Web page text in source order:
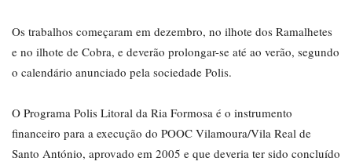
Os trabalhos começaram em dezembro, no ilhote dos Ramalhetes
e no ilhote de Cobra, e deverão prolongar-se até ao verão, segundo
o calendário anunciado pela sociedade Polis.
O Programa Polis Litoral da Ria Formosa é o instrumento
financeiro para a execução do POOC Vilamoura/Vila Real de
Santo António, aprovado em 2005 e que deveria ter sido concluído